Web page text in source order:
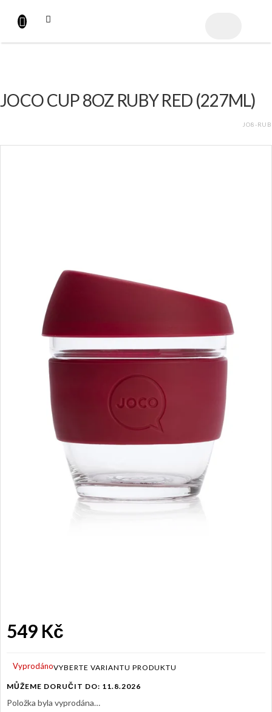
obsah
JOCO CUP 8OZ RUBY RED (227ML)
JO8-RUB
549 Kč
cena:
Vyprodáno
MŮŽEME DORUČIT DO: 11.8.2026
Položka byla vyprodána…